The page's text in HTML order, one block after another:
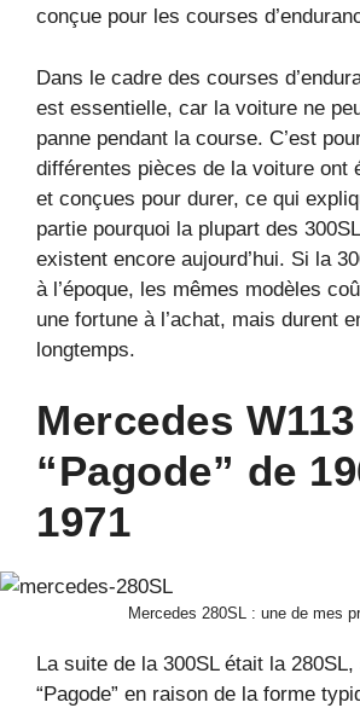
conçue pour les courses
Dans le cadre des courses
est essentielle, car la voiture ne
panne pendant la course. C’est
différentes pièces de la voiture ont
et conçues pour durer, ce qui
partie pourquoi la plupart des
existent encore aujourd’hui. Si la
à l’époque, les mêmes modèles
une fortune à l’achat, mais durent
longtemps.
Mercedes
“Pagode” de
1971
Mercedes 280SL : une de mes
La suite de la 300SL était la
“Pagode” en raison de la forme